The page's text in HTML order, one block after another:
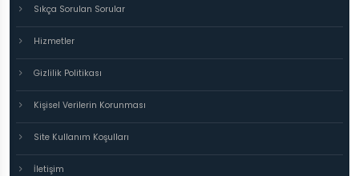
Sıkça Sorulan Sorular
Hizmetler
Gizlilik Politikası
Kişisel Verilerin Korunması
Site Kullanım Koşulları
İletişim